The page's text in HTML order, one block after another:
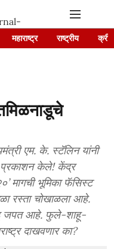
महाराष्ट्र राष्ट्रीय
एम. के. स्टॅलिन यांनी
प्रकाशन केले! केंद्र
मागची भूमिका फॅसिस्ट
रस्ता चोखाळला आहे.
जपत आहे. फुले-शाहू-
दाखवणार का?